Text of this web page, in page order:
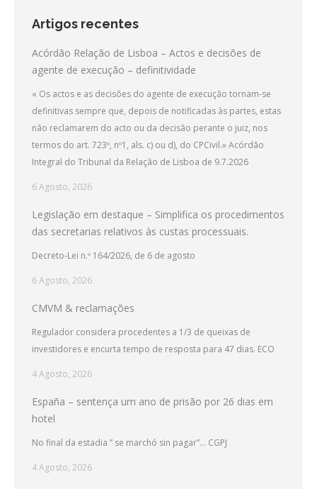
Artigos recentes
Acórdão Relação de Lisboa – Actos e decisões de
agente de execução – definitividade
« Os actos e as decisões do agente de execução tornam-se
definitivas sempre que, depois de notificadas às partes, estas
não reclamarem do acto ou da decisão perante o juiz, nos
termos do art. 723º, nº1, als. c) ou d), do CPCivil.» Acórdão
Integral do Tribunal da Relação de Lisboa de 9.7.2026
6 Agosto, 2026
Legislação em destaque – Simplifica os procedimentos
das secretarias relativos às custas processuais.
Decreto-Lei n.º 164/2026, de 6 de agosto
6 Agosto, 2026
CMVM & reclamações
Regulador considera procedentes a 1/3 de queixas de
investidores e encurta tempo de resposta para 47 dias. ECO
4 Agosto, 2026
España – sentença um ano de prisão por 26 dias em
hotel
No final da estadia ” se marchó sin pagar”… CGPJ
4 Agosto, 2026